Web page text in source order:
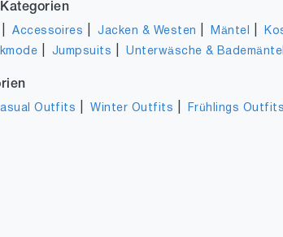
|Accessoires |Jacken & Westen Mäntel
|Jumpsuits |Unterwäsche & Bademäntel
Outfits |Winter Outfits Frühlings Outfits